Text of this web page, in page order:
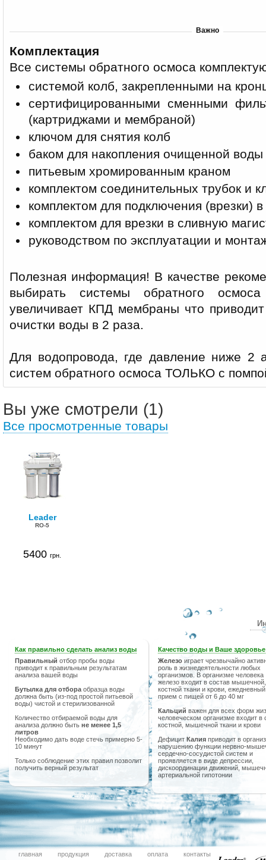
Важно
Комплектация
Все системы обратного осмоса
системой колб, закрепленными на
сертифицированными сменными
(картриджами и мембраной)
ключом для снятия колб
баком для накопления очищенной воды
питьевым хромированным краном
комплектом соединительных трубок и
комплектом для подключения (врезки)
комплектом для врезки в сливную
руководством по эксплуатации и
Полезная информация! В качестве
выбирать системы обратного
увеличивает КПД мембраны что
очистки воды в 2 раза.
Для водопровода, где давление ниже 2
систем обратного осмоса ТОЛЬКО с
Вы уже смотрели (1)
Все просмотренные товары
Leader
RO-5
5400 грн.
Как правильно сделать анализ воды
Правильный отбор пробы воды
приводит к правильным результатам
анализа вашей воды
Бутылка для отбора образца воды
должна быть (из-под простой питьевой
воды) чистой и стерилизованной
Количество отбираемой воды для
анализа должно быть не менее 1,5
литров
Необходимо дать воде стечь примерно 5-
10 минут
Только соблюдение этих правил позволит
получить верный результат
Качество воды и Ваше здоровье
Железо играет чрезвычайно
роль в жизнедеятельности любых
организмов. В организме человека
железо входит в состав мышечной,
костной ткани и крови, ежедневный
прием с пищей от 6 до 40 мг
Кальций важен для всех форм
человеческом организме входит в
костной, мышечной ткани и крови
Дефицит Калия приводит в
нарушению функции нервно-
сердечно-сосудистой систем и
проявляется в виде депрессии,
дискоординации движений,
артериальной гипотонии
главная продукция доставка оплата контакты